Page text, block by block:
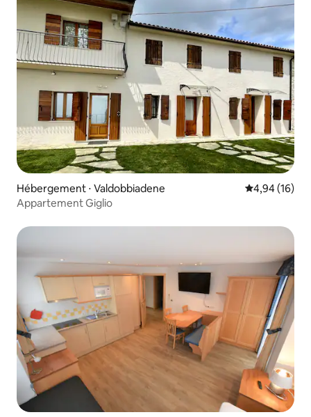
Hébergement ⋅ Valdobbiadene Évaluation
4,94 (16)
Appartement Giglio